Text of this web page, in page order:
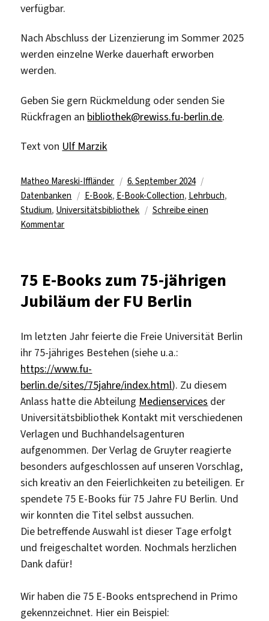
verfügbar.
Nach Abschluss der Lizenzierung im Sommer 2025
werden einzelne Werke dauerhaft erworben
werden.
Geben Sie gern Rückmeldung oder senden Sie
Rückfragen an bibliothek@rewiss.fu-berlin.de.
Text von Ulf Marzik
Autor
Matheo Mareski-Iffländer
Veröffentlicht
am
6. September 2024
Datenbanken
Schlagwörter
E-Book, E-Book-Collection, Lehrbuch,
Studium, Universitätsbibliothek
Schreibe einen
Kommentarzu
des
Verlagssegments
Rechtswissenschaft
der
Mohr
Siebeck
eLibrary
für
ein
verfügbar
75 E-Books zum 75-jährigen
Jubiläum der FU Berlin
Im letzten Jahr feierte die Freie Universität Berlin
ihr 75-jähriges Bestehen (siehe u.a.:
https://www.fu-
berlin.de/sites/75jahre/index.html). Zu diesem
Anlass hatte die Abteilung Medienservices der
Universitätsbibliothek Kontakt mit verschiedenen
Verlagen und Buchhandelsagenturen
aufgenommen. Der Verlag de Gruyter reagierte
besonders aufgeschlossen auf unseren Vorschlag,
sich kreativ an den Feierlichkeiten zu beteiligen. Er
spendete 75 E-Books für 75 Jahre FU Berlin. Und
wir konnten die Titel selbst aussuchen.
Die betreffende Auswahl ist dieser Tage erfolgt
und freigeschaltet worden. Nochmals herzlichen
Dank dafür!
Wir haben die 75 E-Books entsprechend in Primo
gekennzeichnet. Hier ein Beispiel: